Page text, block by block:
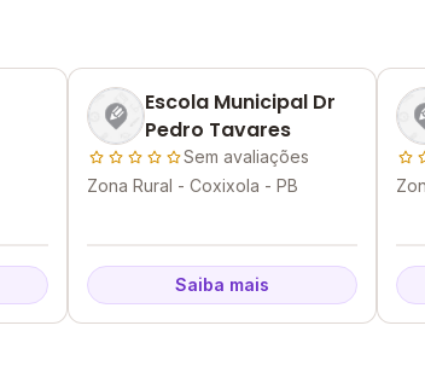
Escola Municipal Dr
Pedro Tavares
Sem avaliações
Zona Rural - Coxixola - PB
Saiba mais